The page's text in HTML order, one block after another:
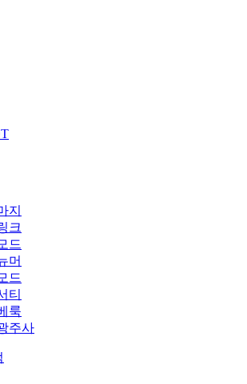
지
크
드
머
드
티
룩
주사